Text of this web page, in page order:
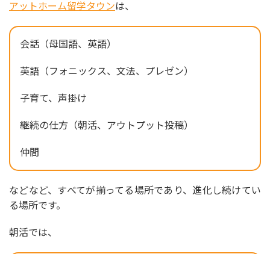
アットホーム留学タウンは、
会話（母国語、英語）
英語（フォニックス、文法、プレゼン）
子育て、声掛け
継続の仕方（朝活、アウトプット投稿）
仲間
などなど、すべてが揃ってる場所であり、進化し続けてい
る場所です。
朝活では、